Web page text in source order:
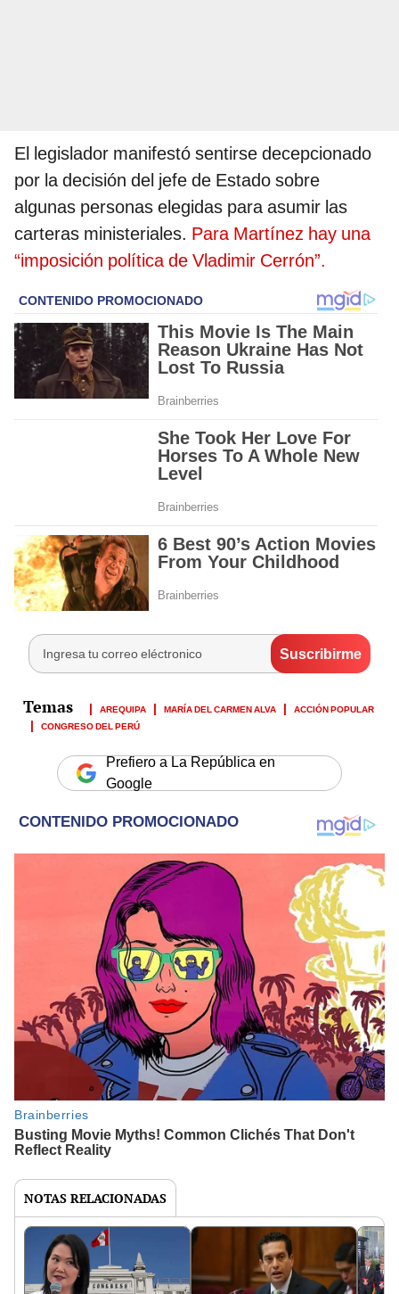
El legislador manifestó sentirse decepcionado
por la decisión del jefe de Estado sobre
algunas personas elegidas para asumir las
carteras ministeriales. Para Martínez hay una
“imposición política de Vladimir Cerrón”.
AREQUIPA MARÍA DEL CARMEN ALVA
ACCIÓN POPULAR
CONGRESO DEL PERÚ
Prefiero a La República en
Google
NOTAS RELACIONADAS